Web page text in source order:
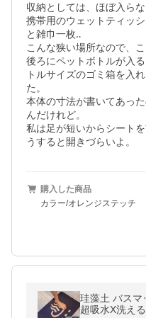
収納としては、ほぼ入らな
携帯用のウェットティッ
と雑巾一枚‥
こんな狭い場所なので、
後ろにペットボトルが入
トルサイズのゴミ箱を入
た。
本体の寸法が書いてあっ
んだけれど。
私は足が短いからシート
うすると開きづらいよ。
購入した商品
カラー/オレンジステッチ
珪藻土 バスマット ソフト(特許取得
超吸水X洗え